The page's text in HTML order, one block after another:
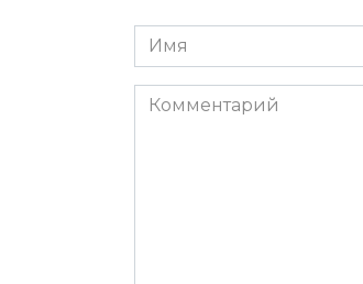
Имя
*
Комментарий